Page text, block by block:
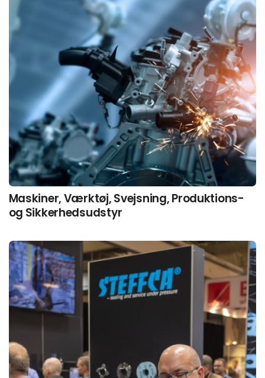
Maskiner, Værktøj, Svejsning, Produktions-
og Sikkerhedsudstyr